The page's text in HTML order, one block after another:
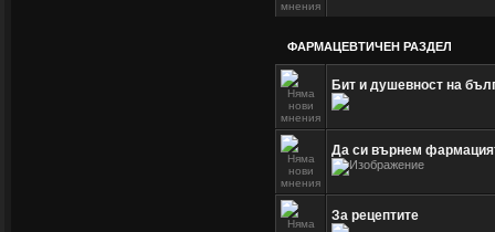
ФАРМАЦЕВТИЧЕН РАЗДЕЛ
Бит и душевност на
Да си върнем
За рецептите